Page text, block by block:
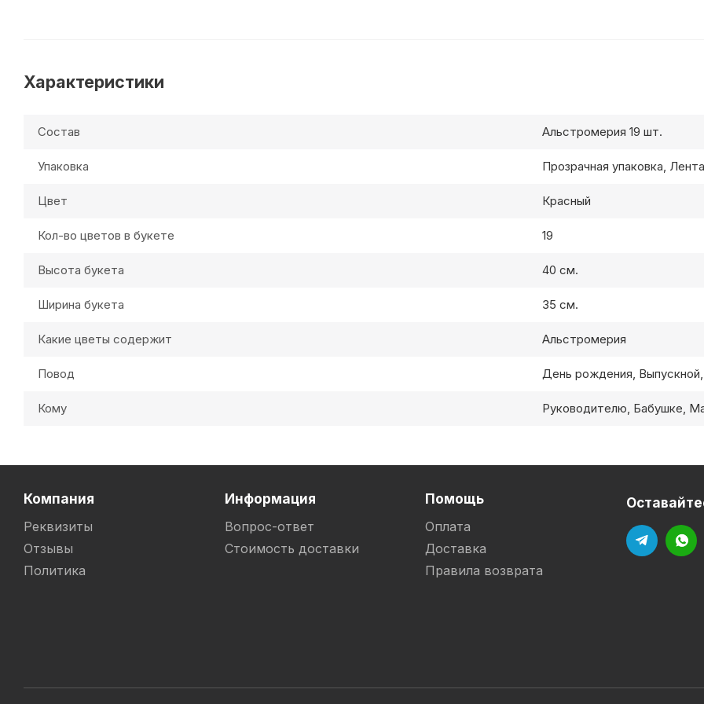
Характеристики
Состав Альстромерия 19 шт.
Упаковка Прозрачная упаковка, Лента
Цвет Красный
Кол-во цветов в букете 19
Высота букета 40 см.
Ширина букета 35 см.
Какие цветы содержит Альстромерия
Повод День рождения,
Кому Руководителю, Бабушке,
Компания
Реквизиты
Отзывы
Политика
Информация
Вопрос-ответ
Стоимость доставки
Помощь
Оплата
Доставка
Правила возврата